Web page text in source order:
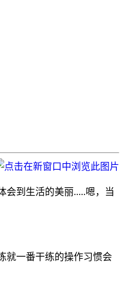
到生活的美丽.....嗯，当
就一番干练的操作习惯会